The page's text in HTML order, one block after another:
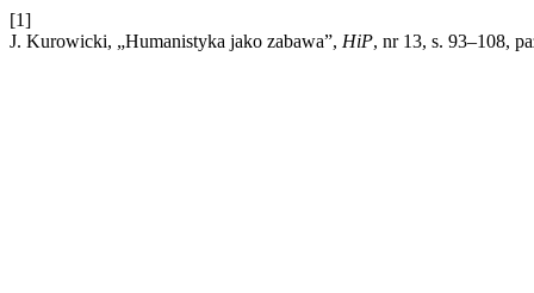
[1]
J. Kurowicki, „Humanistyka jako zabawa”, HiP, nr 13, s. 93–108,